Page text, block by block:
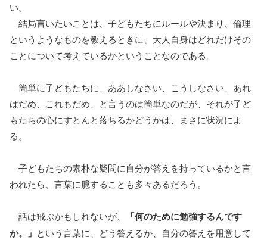
い。
結局言いたいことは、子どもたちにルールや決まり、倫理
というようなものを教えるときに、大人自身はどれだけその
ことについて考えているかということなのである。
簡単に子どもたちに、ああしなさい、こうしなさい、あれ
はだめ、これもだめ、と言うのは簡単なのだが、それが子ど
もたちの心にすとんと落ちるかどうかは、まさに状況によ
る。
子どもたちの素朴な疑問に自分が答えを持っているかと言
われたら、言葉に臆することも多々あるだろう。
話は飛ぶかもしれないが、
「何のために勉強するんです
か。」 という言葉に、どう答えるか、自分の答えを用意して